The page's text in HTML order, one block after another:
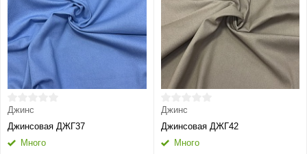
Джинс
Джинсовая ДЖГ37
Много
Джинс
Джинсовая ДЖГ42
Много